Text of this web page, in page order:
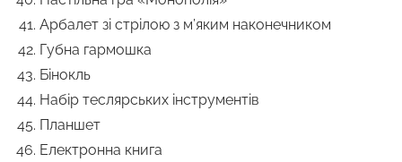
Арбалет зі стрілою з м’яким наконечником
Губна гармошка
Бінокль
Набір теслярських інструментів
Планшет
Електронна книга